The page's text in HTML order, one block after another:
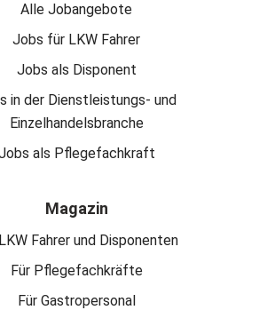
Alle Jobangebote
Jobs für LKW Fahrer
Jobs als Disponent
in der Dienstleistungs- und
Einzelhandelsbranche
als Pflegefachkraft
Magazin
Fahrer und Disponenten
Für Pflegefachkräfte
Für Gastropersonal